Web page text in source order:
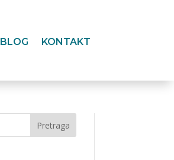
BLOG KONTAKT
Pretraga